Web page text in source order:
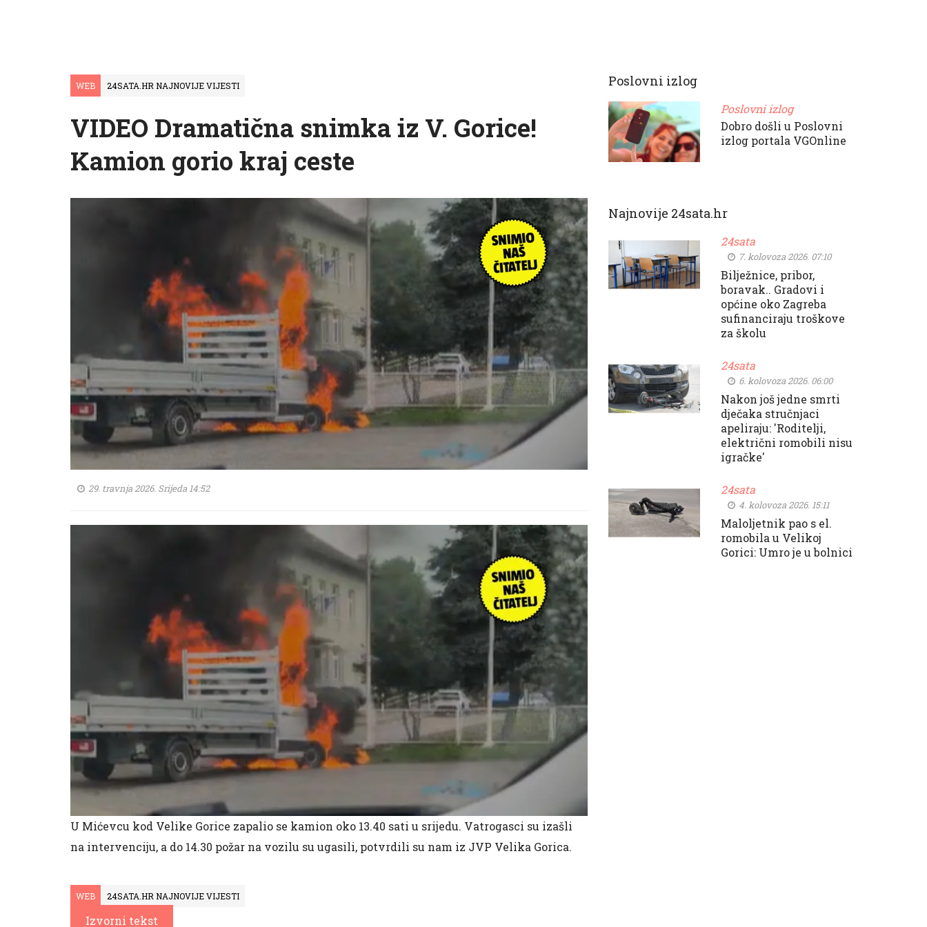
WEB 24SATA.HR NAJNOVIJE VIJESTI
VIDEO Dramatična snimka iz V. Gorice!
Kamion gorio kraj ceste
29. travnja 2026. Srijeda 14:52
U Mićevcu kod Velike Gorice zapalio se kamion oko 13.40 sati u srijedu. Vatrogasci su izašli
na intervenciju, a do 14.30 požar na vozilu su ugasili, potvrdili su nam iz JVP Velika Gorica.
WEB 24SATA.HR NAJNOVIJE VIJESTI
Izvorni tekst
Poslovni izlog
Poslovni izlog
Dobro došli u Poslovni
izlog portala VGOnline
Najnovije 24sata.hr
24sata
7. kolovoza 2026. 07:10
Bilježnice, pribor,
boravak.. Gradovi i
općine oko Zagreba
sufinanciraju troškove
za školu
24sata
6. kolovoza 2026. 06:00
Nakon još jedne smrti
dječaka stručnjaci
apeliraju: 'Roditelji,
električni romobili nisu
igračke'
24sata
4. kolovoza 2026. 15:11
Maloljetnik pao s el.
romobila u Velikoj
Gorici: Umro je u bolnici